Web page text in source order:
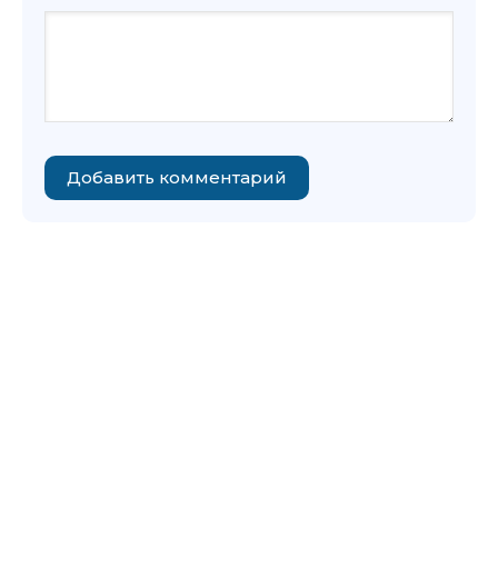
Добавить комментарий